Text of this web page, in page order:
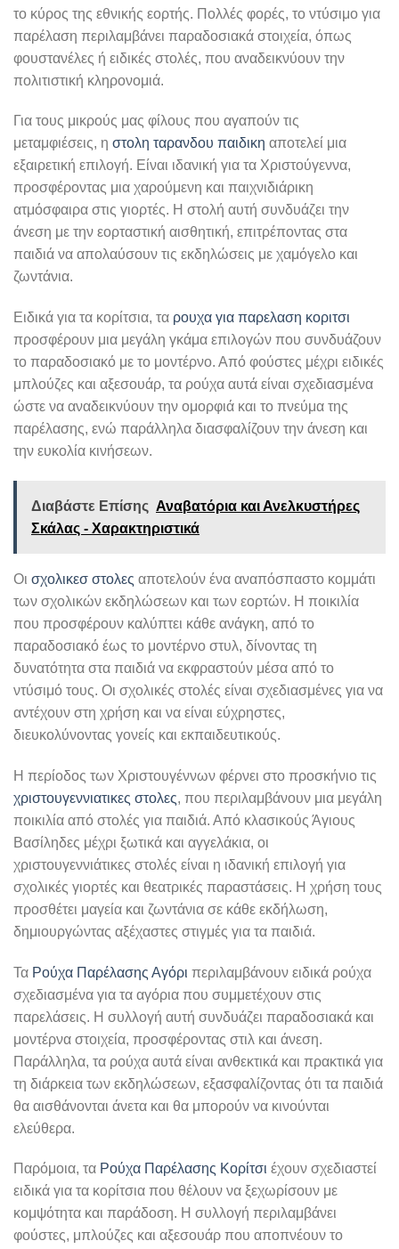
το κύρος της εθνικής εορτής. Πολλές φορές, το ντύσιμο για
παρέλαση περιλαμβάνει παραδοσιακά στοιχεία, όπως
φουστανέλες ή ειδικές στολές, που αναδεικνύουν την
πολιτιστική κληρονομιά.
Για τους μικρούς μας φίλους που αγαπούν τις
μεταμφιέσεις, η στολη ταρανδου παιδικη αποτελεί μια
εξαιρετική επιλογή. Είναι ιδανική για τα Χριστούγεννα,
προσφέροντας μια χαρούμενη και παιχνιδιάρικη
ατμόσφαιρα στις γιορτές. Η στολή αυτή συνδυάζει την
άνεση με την εορταστική αισθητική, επιτρέποντας στα
παιδιά να απολαύσουν τις εκδηλώσεις με χαμόγελο και
ζωντάνια.
Ειδικά για τα κορίτσια, τα ρουχα για παρελαση κοριτσι
προσφέρουν μια μεγάλη γκάμα επιλογών που συνδυάζουν
το παραδοσιακό με το μοντέρνο. Από φούστες μέχρι ειδικές
μπλούζες και αξεσουάρ, τα ρούχα αυτά είναι σχεδιασμένα
ώστε να αναδεικνύουν την ομορφιά και το πνεύμα της
παρέλασης, ενώ παράλληλα διασφαλίζουν την άνεση και
την ευκολία κινήσεων.
Διαβάστε Επίσης Αναβατόρια και Ανελκυστήρες
Σκάλας - Χαρακτηριστικά
Οι σχολικεσ στολες αποτελούν ένα αναπόσπαστο κομμάτι
των σχολικών εκδηλώσεων και των εορτών. Η ποικιλία
που προσφέρουν καλύπτει κάθε ανάγκη, από το
παραδοσιακό έως το μοντέρνο στυλ, δίνοντας τη
δυνατότητα στα παιδιά να εκφραστούν μέσα από το
ντύσιμό τους. Οι σχολικές στολές είναι σχεδιασμένες για να
αντέχουν στη χρήση και να είναι εύχρηστες,
διευκολύνοντας γονείς και εκπαιδευτικούς.
Η περίοδος των Χριστουγέννων φέρνει στο προσκήνιο τις
χριστουγεννιατικες στολες, που περιλαμβάνουν μια μεγάλη
ποικιλία από στολές για παιδιά. Από κλασικούς Άγιους
Βασίληδες μέχρι ξωτικά και αγγελάκια, οι
χριστουγεννιάτικες στολές είναι η ιδανική επιλογή για
σχολικές γιορτές και θεατρικές παραστάσεις. Η χρήση τους
προσθέτει μαγεία και ζωντάνια σε κάθε εκδήλωση,
δημιουργώντας αξέχαστες στιγμές για τα παιδιά.
Τα Ρούχα Παρέλασης Αγόρι περιλαμβάνουν ειδικά ρούχα
σχεδιασμένα για τα αγόρια που συμμετέχουν στις
παρελάσεις. Η συλλογή αυτή συνδυάζει παραδοσιακά και
μοντέρνα στοιχεία, προσφέροντας στιλ και άνεση.
Παράλληλα, τα ρούχα αυτά είναι ανθεκτικά και πρακτικά για
τη διάρκεια των εκδηλώσεων, εξασφαλίζοντας ότι τα παιδιά
θα αισθάνονται άνετα και θα μπορούν να κινούνται
ελεύθερα.
Παρόμοια, τα Ρούχα Παρέλασης Κορίτσι έχουν σχεδιαστεί
ειδικά για τα κορίτσια που θέλουν να ξεχωρίσουν με
κομψότητα και παράδοση. Η συλλογή περιλαμβάνει
φούστες, μπλούζες και αξεσουάρ που αποπνέουν το